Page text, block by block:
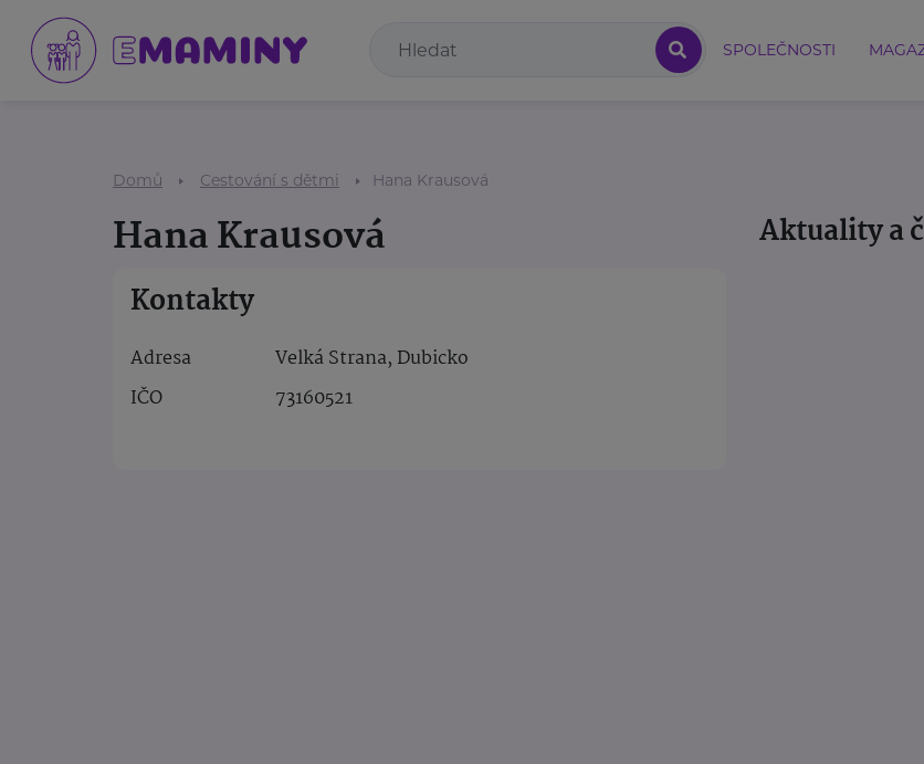
SPOLEČNOSTI
Domů Cestování s dětmi Hana Krausová
Hana Krausová
Kontakty
Adresa
Velká Strana, Dubicko
IČO
73160521
Aktuality a